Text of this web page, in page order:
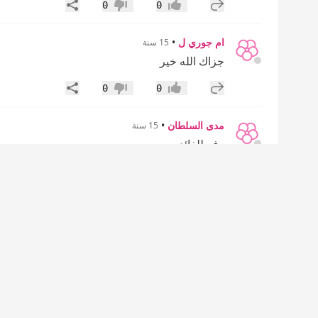
إضافة رد جديد
إعجاب0 عدم إعجاب
0 مشاركة
ام جوري ل • 15 سنة
جزاك الله خير
إضافة رد جديد
إعجاب0 عدم إعجاب
0 مشاركة
مدى السلطان • 15 سنة
رفع للفائده